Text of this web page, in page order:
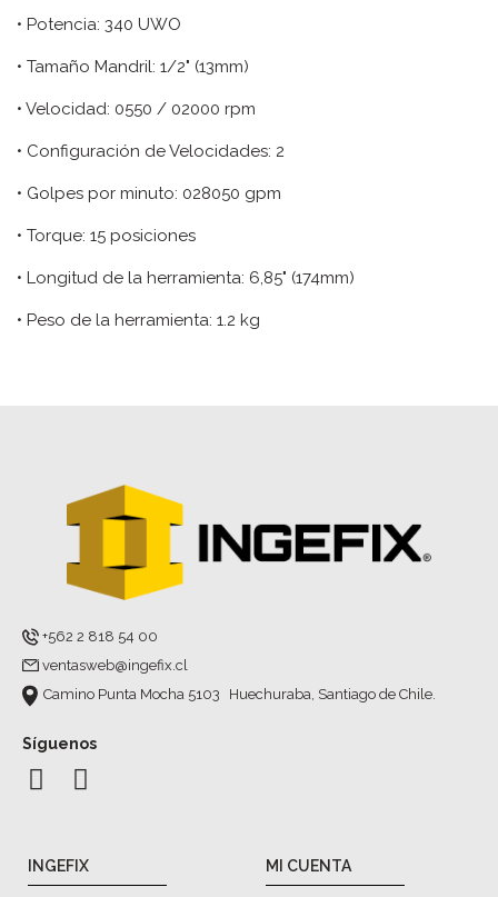
• Potencia: 340 UWO
• Tamaño Mandril: 1/2" (13mm)
• Velocidad: 0550 / 02000 rpm
• Configuración de Velocidades: 2
• Golpes por minuto: 028050 gpm
• Torque: 15 posiciones
• Longitud de la herramienta: 6,85" (174mm)
• Peso de la herramienta: 1.2 kg
+562 2 818 54 00
ventasweb@ingefix.cl
Camino Punta Mocha 5103 Huechuraba, Santiago de Chile.
Síguenos
INGEFIX MI CUENTA